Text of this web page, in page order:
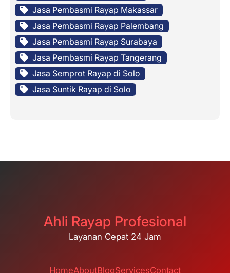
Jasa Pembasmi Rayap Makassar
Jasa Pembasmi Rayap Palembang
Jasa Pembasmi Rayap Surabaya
Jasa Pembasmi Rayap Tangerang
Jasa Semprot Rayap di Solo
Jasa Suntik Rayap di Solo
Ahli Rayap Profesional
Layanan Cepat 24 Jam
HomeAboutBlogServicesContact